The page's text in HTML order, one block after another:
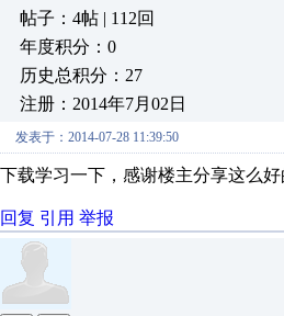
帖子：4帖 | 112回
年度积分：0
历史总积分：27
注册：2014年7月02日
发表于：2014-07-28 11:39:50
下载学习一下，感谢楼主分享这么好
回复 引用 举报